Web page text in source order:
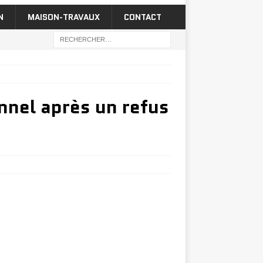
MAISON-TRAVAUX CONTACT
après un refus